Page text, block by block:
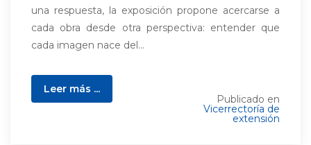
una respuesta, la exposición propone acercarse a
cada obra desde otra perspectiva: entender que
cada imagen nace del...
Leer más ...
Publicado en
Vicerrectoría de
extensión